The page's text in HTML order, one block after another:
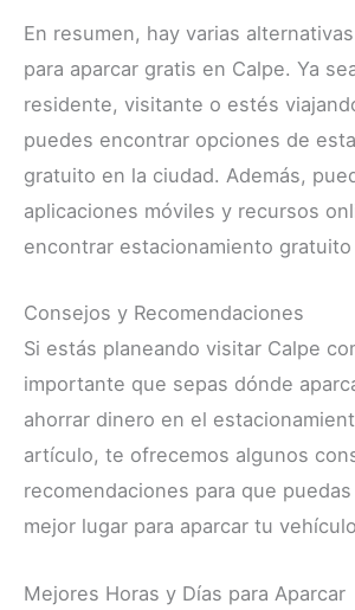
En resumen, hay varias
para aparcar gratis en Calpe. Ya
residente, visitante o estés
puedes encontrar opciones de
gratuito en la ciudad. Además,
aplicaciones móviles y recursos
encontrar estacionamiento
Consejos y Recomendaciones
Si estás planeando visitar Calpe
importante que sepas dónde
ahorrar dinero en el
artículo, te ofrecemos algunos
recomendaciones para que
mejor lugar para aparcar tu
Mejores Horas y Días para Aparcar